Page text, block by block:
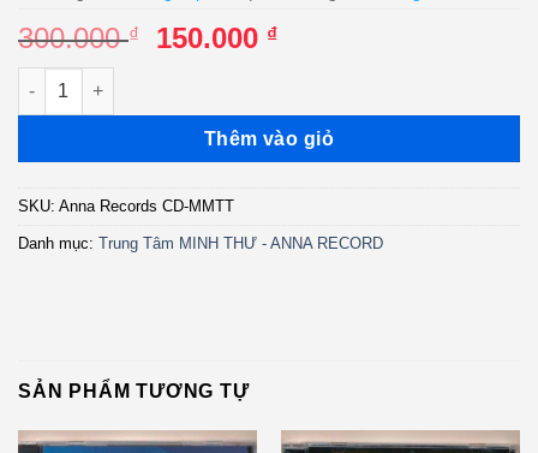
300.000₫
Giá
300.000 ₫.
150.000 ₫Giá
là:
150.000 ₫.
Anna Records CD - Mãi Mãi Trong Tim - Nini (KHÔNG BÌA
Thêm vào giỏ
SKU: Anna Records CD-MMTT
Danh mục: Trung Tâm MINH THƯ - ANNA RECORD
SẢN PHẨM TƯƠNG TỰ